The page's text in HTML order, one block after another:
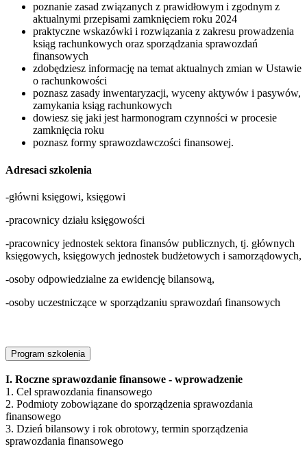
poznanie zasad związanych z prawidłowym i zgodnym z
aktualnymi przepisami zamknięciem roku 2024
praktyczne wskazówki i rozwiązania z zakresu prowadzenia
ksiąg rachunkowych oraz sporządzania sprawozdań
finansowych
zdobędziesz informację na temat aktualnych zmian w Ustawie
o rachunkowości
poznasz zasady inwentaryzacji, wyceny aktywów i pasywów,
zamykania ksiąg rachunkowych
dowiesz się jaki jest harmonogram czynności w procesie
zamknięcia roku
poznasz formy sprawozdawczości finansowej.
Adresaci szkolenia
-główni księgowi, księgowi
-pracownicy działu księgowości
-pracownicy jednostek sektora finansów publicznych, tj. głównych
księgowych, księgowych jednostek budżetowych i samorządowych,
-osoby odpowiedzialne za ewidencję bilansową,
-osoby uczestniczące w sporządzaniu sprawozdań finansowych
Program szkolenia
I. Roczne sprawozdanie finansowe - wprowadzenie
1. Cel sprawozdania finansowego
2. Podmioty zobowiązane do sporządzenia sprawozdania
finansowego
3. Dzień bilansowy i rok obrotowy, termin sporządzenia
sprawozdania finansowego